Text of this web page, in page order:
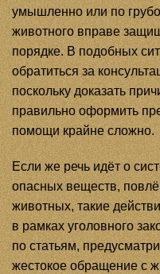
умышленно или по
животного вправе
порядке. В подобных
обратиться за
поскольку доказать
правильно оформить
помощи крайне сложно.
Если же речь идёт о
опасных веществ,
животных, такие
в рамках уголовного
по статьям,
жестокое обращение с